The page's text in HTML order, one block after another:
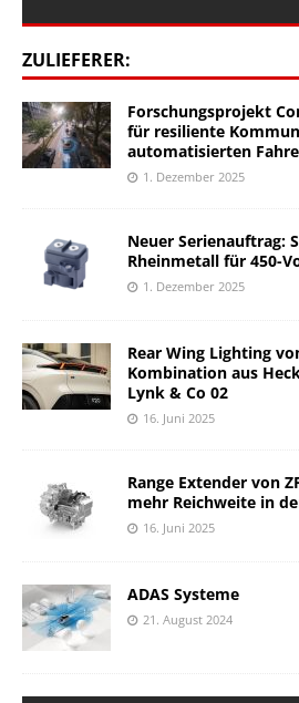
ZULIEFERER:
Forschungsprojekt
für resiliente
automatisierten
1. Dezember 2025
Neuer Serienauftrag:
Rheinmetall für 450-
1. Dezember 2025
Rear Wing Lighting
Kombination aus
Lynk & Co 02
16. Juni 2025
Range Extender von
mehr Reichweite in
16. Juni 2025
ADAS Systeme
21. August 2024